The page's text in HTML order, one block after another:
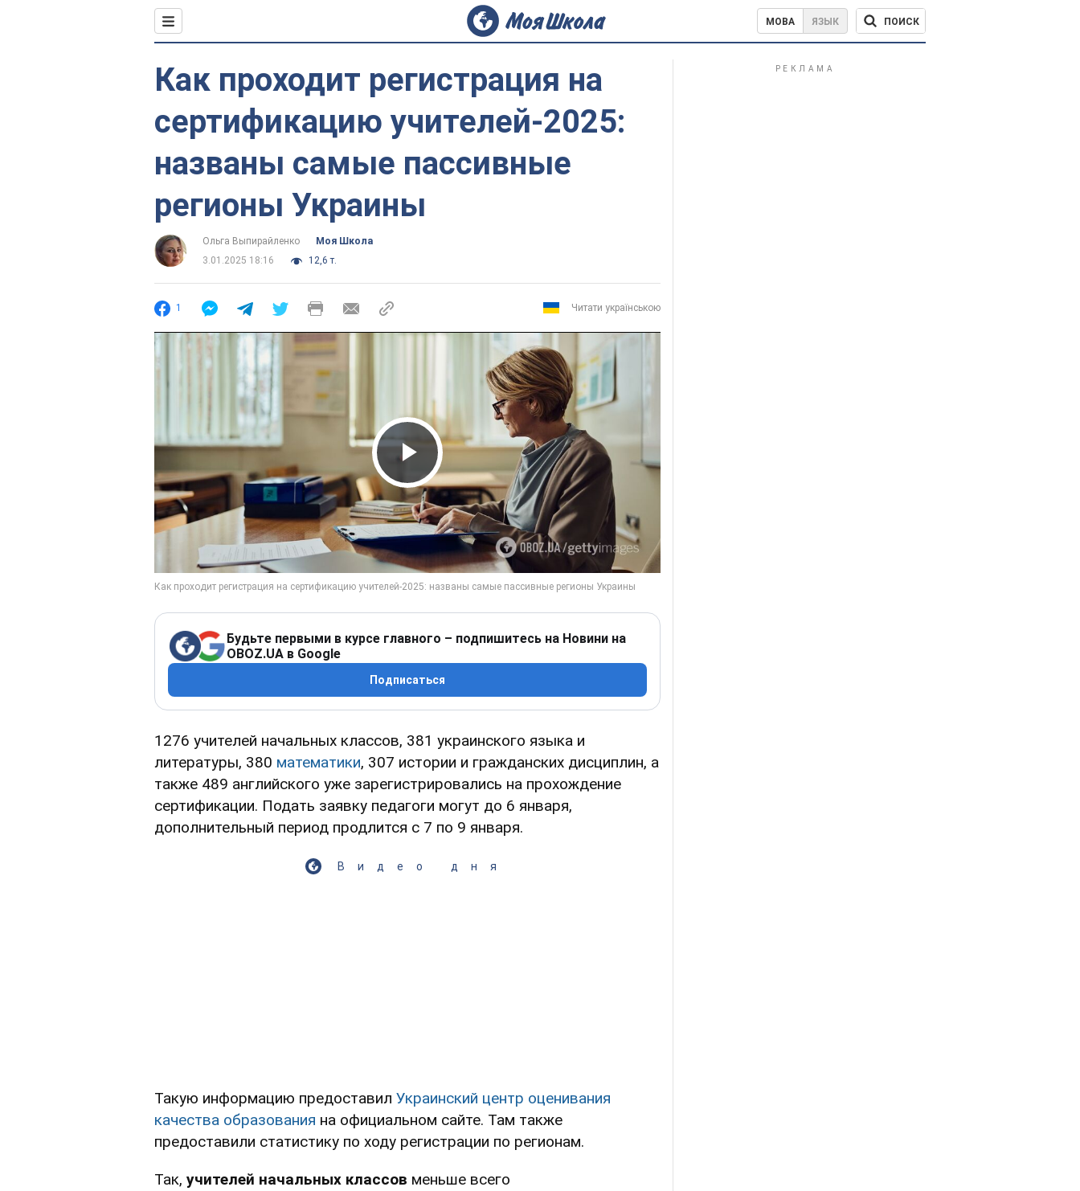
МОВА ЯЗЫК ПОИСК
Как проходит регистрация на
сертификацию учителей-2025:
названы самые пассивные
регионы Украины
Ольга Выпирайленко
Моя Школа
3.01.2025 18:16
12,6 т.
1 Читати українською
Play Video
Будьте первыми в курсе главного – подпишитесь на Новини на
OBOZ.UA в Google
Подписаться
1276 учителей начальных классов, 381 украинского языка и
литературы, 380 математики, 307 истории и гражданских дисциплин, а
также 489 английского уже зарегистрировались на прохождение
сертификации. Подать заявку педагоги могут до 6 января,
дополнительный период продлится с 7 по 9 января.
Видео дня
Такую информацию предоставил Украинский центр оценивания
качества образования на официальном сайте. Там также
предоставили статистику по ходу регистрации по регионам.
Так, учителей начальных классов меньше всего